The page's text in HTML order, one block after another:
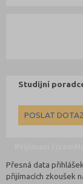
Studijní
POSLAT
Přesná data
přijímacích zkoušek